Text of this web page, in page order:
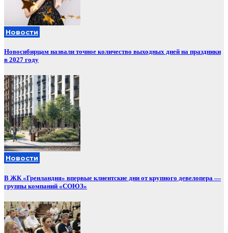
Новости
Новосибирцам назвали точное количество выходных дней на праздники
в 2027 году
Новости
В ЖК «Гренландия» впервые клиентские дни от крупного девелопера —
группы компаний «СОЮЗ»